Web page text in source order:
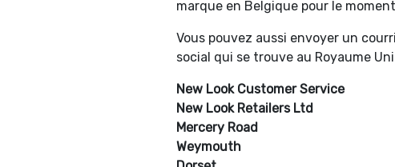
marque en Belgique pour le
Vous pouvez aussi envoyer un
social qui se trouve au Royaume Uni
New Look Customer Service
New Look Retailers Ltd
Mercery Road
Weymouth